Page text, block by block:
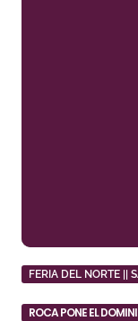
FERIA DEL NORTE ||